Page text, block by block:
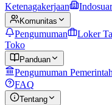
Ketenagakerjaan
Komunitas
Pengumuman Loker
Toko
Panduan
Pengumuman Pemerintah
FAQ
Tentang